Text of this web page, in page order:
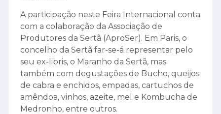
A participação neste Feira Internacional conta
com a colaboração da Associação de
Produtores da Sertã (AproSer). Em Paris, o
concelho da Sertã far-se-á representar pelo
seu ex-libris, o Maranho da Sertã, mas
também com degustações de Bucho, queijos
de cabra e enchidos, empadas, cartuchos de
amêndoa, vinhos, azeite, mel e Kombucha de
Medronho, entre outros.